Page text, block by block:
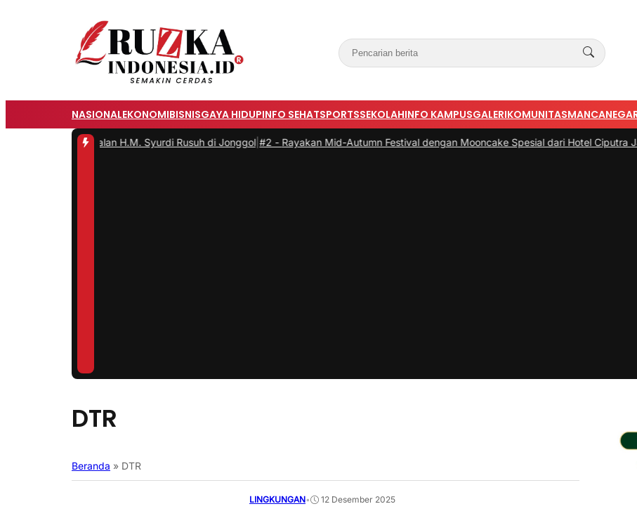
NASIONALEKONOMIBISNISGAYA HIDUPINFO SEHATSPORTSSEKOLAHINFO KAMPUSGALERIKOMUNITAS
Nama Jalan H.M. Syurdi Rusuh di Jonggol| #2 -Rayakan Mid-Autumn Festival dengan Mooncake Spesial dari Hotel Ciputra Jakarta|#3
DTR
Beranda » DTR
LINGKUNGAN• 12 Desember 2025